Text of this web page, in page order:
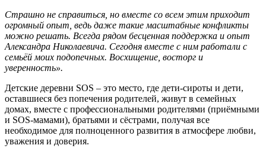
Страшно не справиться, но вместе со всем этим приходит
огромный опыт, ведь даже такие масштабные конфликты
можно решать. Всегда рядом бесценная поддержка и опыт
Александра Николаевича. Сегодня вместе с ним работали с
семьёй моих подопечных. Восхищение, восторг и
уверенность».
Детские деревни SOS – это место, где дети-сироты и дети,
оставшиеся без попечения родителей, живут в семейных
домах, вместе с профессиональными родителями (приёмными
и SOS-мамами), братьями и сёстрами, получая все
необходимое для полноценного развития в атмосфере любви,
уважения и доверия.